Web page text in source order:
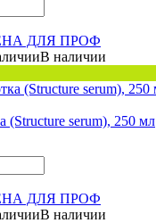
ДЛЯ ПРОФ
В наличии
(Structure serum), 250 мл
ДЛЯ ПРОФ
В наличии